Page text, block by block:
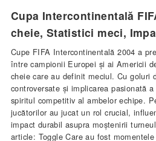
Cupa Intercontinentală
cheie, Statistici meci,
Cupe FIFA Intercontinentală 2004 a
între campionii Europei și ai Americii
cheie care au definit meciul. Cu goluri
controversate și implicarea pasionată
spiritul competitiv al ambelor echipe.
jucătorilor au jucat un rol crucial,
impact durabil asupra moștenirii
article: Toggle Care au fost